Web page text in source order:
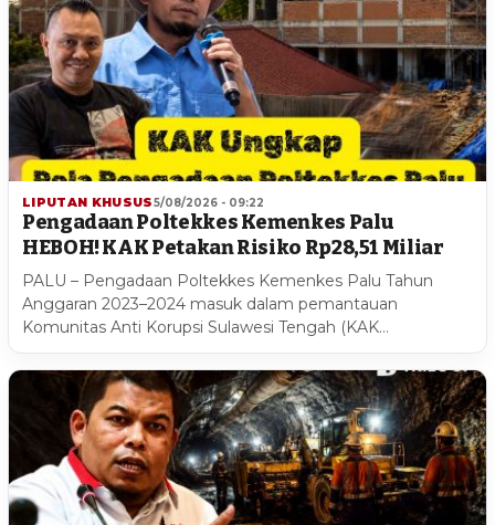
LIPUTAN KHUSUS5/08/2026 - 09:22
Pengadaan Poltekkes Kemenkes Palu
HEBOH! KAK Petakan Risiko Rp28,51 Miliar
PALU – Pengadaan Poltekkes Kemenkes Palu Tahun
Anggaran 2023–2024 masuk dalam pemantauan
Komunitas Anti Korupsi Sulawesi Tengah (KAK…